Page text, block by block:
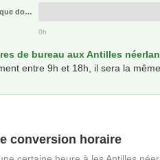
0h
de bureau aux Antilles
entre 9h et 18h, il sera la
conversion horaire